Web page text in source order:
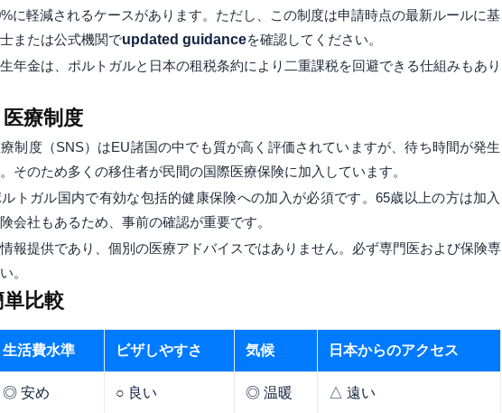
に軽減されるケースがあります。ただし、この制度は申請時点の最新ルールに基
または公式機関でupdated guidanceを確認してください。
年金は、ポルトガルと日本の租税条約により二重課税を回避できる仕組みもあり
療制度
制度（SNS）はEU諸国の中でも質が高く評価されていますが、待ち時間が発生
そのため多くの移住者が民間の国際医療保険に加入しています。
トガル国内で有効な包括的健康保険への加入が必須です。65歳以上の方は加入
会社もあるため、事前の確認が重要です。
報提供であり、個別の医療アドバイスではありません。必ず専門医および保険専
。
比較
生活費水準 ビザしやすさ 気候 日本からのアクセス
◎ 安め ○ 良い ◎ 温暖 △ 遠い